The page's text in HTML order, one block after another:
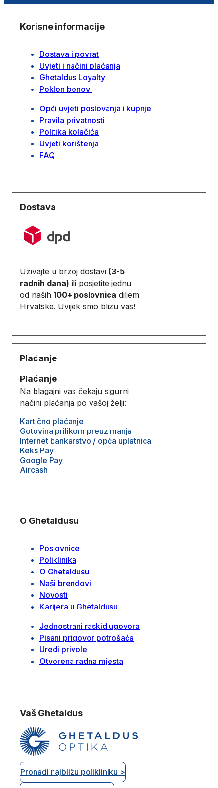
Korisne informacije
Dostava i povrat
Uvjeti i načini plaćanja
Ghetaldus Loyalty
Poklon bonovi
Opći uvjeti poslovanja i kupnje
Pravila privatnosti
Politika kolačića
Uvjeti korištenja
FAQ
Dostava
Uživajte u brzoj dostavi (3-5
radnih dana) ili posjetite jednu
od naših 100+ poslovnica diljem
Hrvatske. Uvijek smo blizu vas!
Plaćanje
Plaćanje
Na blagajni vas čekaju sigurni
načini plaćanja po vašoj želji:
Kartično plaćanje
Gotovina prilikom preuzimanja
Internet bankarstvo / opća uplatnica
Keks Pay
Google Pay
Aircash
O Ghetaldusu
Poslovnice
Poliklinika
O Ghetaldusu
Naši brendovi
Novosti
Karijera u Ghetaldusu
Jednostrani raskid ugovora
Pisani prigovor potrošaća
Uredi privole
Otvorena radna mjesta
Vaš Ghetaldus
Pronađi najbližu polikliniku >